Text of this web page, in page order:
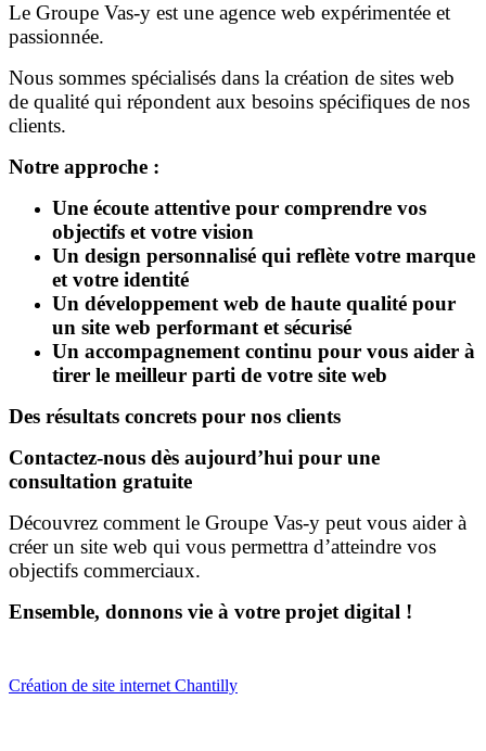
Le Groupe Vas-y est une agence web expérimentée et
passionnée.
Nous sommes spécialisés dans la création de sites web
de qualité qui répondent aux besoins spécifiques de nos
clients.
Notre approche :
Une écoute attentive pour comprendre vos
objectifs et votre vision
Un design personnalisé qui reflète votre marque
et votre identité
Un développement web de haute qualité pour
un site web performant et sécurisé
Un accompagnement continu pour vous aider à
tirer le meilleur parti de votre site web
Des résultats concrets pour nos clients
Contactez-nous dès aujourd’hui pour une
consultation gratuite
Découvrez comment le Groupe Vas-y peut vous aider à
créer un site web qui vous permettra d’atteindre vos
objectifs commerciaux.
Ensemble, donnons vie à votre projet digital !
Création de site internet Chantilly